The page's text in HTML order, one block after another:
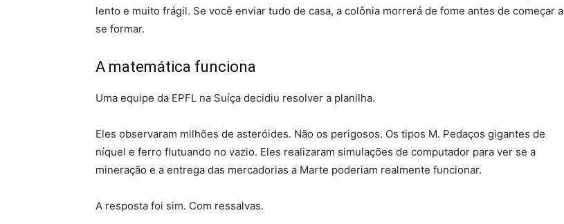
lento e muito frágil. Se você enviar tudo de casa, a colônia morrerá de fome antes de começar a
se formar.
A matemática funciona
Uma equipe da EPFL na Suíça decidiu resolver a planilha.
Eles observaram milhões de asteróides. Não os perigosos. Os tipos M. Pedaços gigantes de
níquel e ferro flutuando no vazio. Eles realizaram simulações de computador para ver se a
mineração e a entrega das mercadorias a Marte poderiam realmente funcionar.
A resposta foi sim. Com ressalvas.